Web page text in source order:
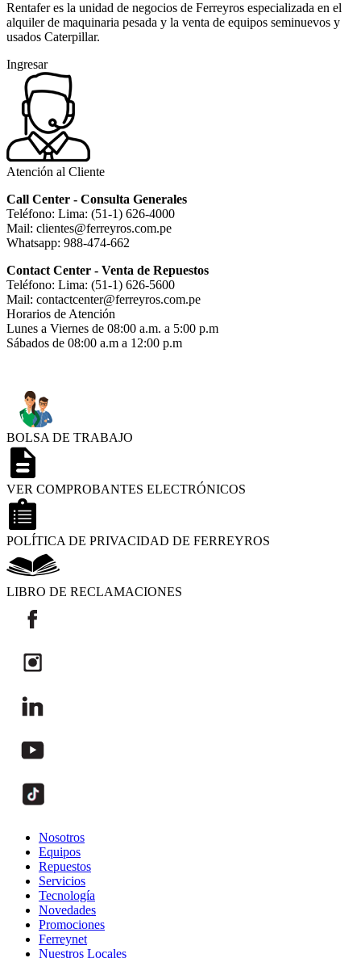
Rentafer es la unidad de negocios de Ferreyros especializada en el
alquiler de maquinaria pesada y la venta de equipos seminuevos y
usados Caterpillar.
Ingresar
Atención al Cliente
Call Center - Consulta Generales
Teléfono: Lima: (51-1) 626-4000
Mail: clientes@ferreyros.com.pe
Whatsapp: 988-474-662
Contact Center - Venta de Repuestos
Teléfono: Lima: (51-1) 626-5600
Mail: contactcenter@ferreyros.com.pe
Horarios de Atención
Lunes a Viernes de 08:00 a.m. a 5:00 p.m
Sábados de 08:00 a.m a 12:00 p.m
BOLSA DE TRABAJO
VER COMPROBANTES ELECTRÓNICOS
POLÍTICA DE PRIVACIDAD DE FERREYROS
LIBRO DE RECLAMACIONES
Nosotros
Equipos
Repuestos
Servicios
Tecnología
Novedades
Promociones
Ferreynet
Nuestros Locales